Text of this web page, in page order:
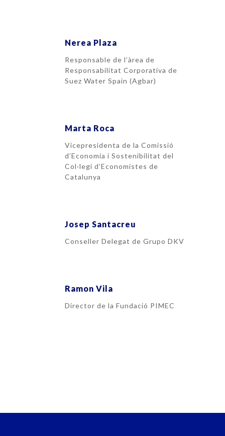
Nerea Plaza
Responsable de l’àrea de
Responsabilitat Corporativa de
Suez Water Spain (Agbar)
Marta Roca
Vicepresidenta de la Comissió
d’Economia i Sostenibilitat del
Col·legi d’Economistes de
Catalunya
Josep Santacreu
Conseller Delegat de Grupo DKV
Ramon Vila
Director de la Fundació PIMEC